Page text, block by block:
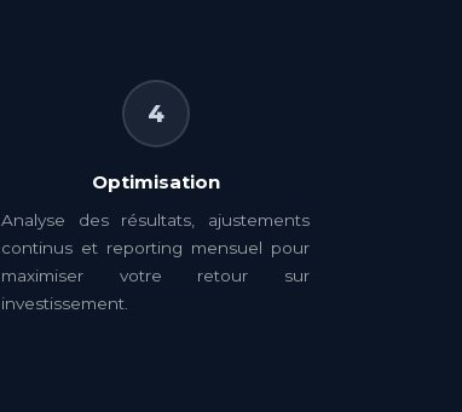
4
Optimisation
Analyse des résultats, ajustements
continus et reporting mensuel pour
maximiser votre retour sur
investissement.